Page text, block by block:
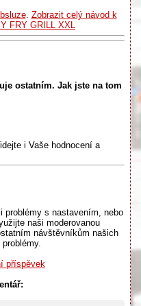
. Zobrazit celý návod k
FRY GRILL XXL
ostatním. Jak jste na tom
i Vaše hodnocení a
problémy s nastavením, nebo
naši moderovanou
návštěvníkům našich
příspěvek